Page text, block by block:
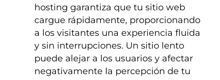
hosting garantiza que tu sitio web
cargue rápidamente, proporcionando
a los visitantes una experiencia fluida
y sin interrupciones. Un sitio lento
puede alejar a los usuarios y afectar
negativamente la percepción de tu